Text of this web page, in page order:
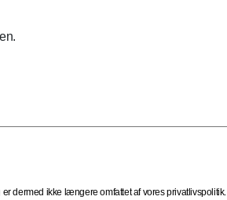
dermed ikke længere omfattet af vores privatlivspolitik.